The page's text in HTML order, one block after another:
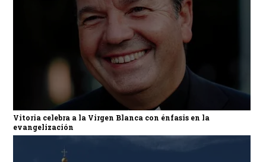
Vitoria celebra a la Virgen Blanca con énfasis en la
evangelización